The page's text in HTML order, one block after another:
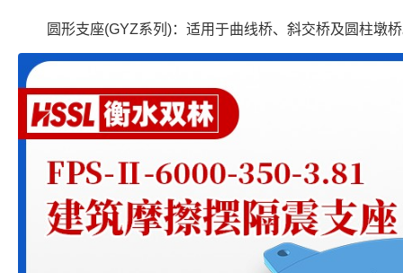
圆形支座(GYZ系列)：适用于曲线桥、斜交桥及圆柱墩